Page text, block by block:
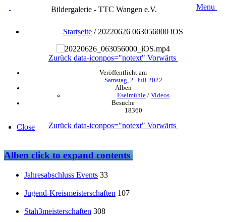
Bildergalerie - TTC Wangen e.V. Menu
Startseite / 20220626 063056000 iOS
Zurück data-iconpos="notext" Vorwärts
Veröffentlicht am
Samstag, 2. Juli 2022
Alben
Eselmühle / Videos
Besuche
18360
Zurück data-iconpos="notext" Vorwärts
Close
Albenclick to expand contents
Jahresabschluss Events 33
Jugend-Kreismeisterschaften 107
Stah3meisterschaften 308